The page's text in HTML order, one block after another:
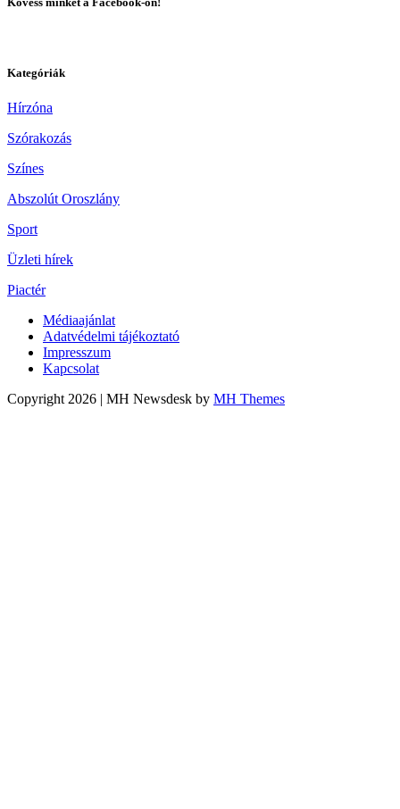
Kategóriák
Hírzóna
Szórakozás
Színes
Abszolút Oroszlány
Sport
Üzleti hírek
Piactér
Médiaajánlat
Adatvédelmi tájékoztató
Impresszum
Kapcsolat
Copyright 2026 | MH Newsdesk by MH Themes